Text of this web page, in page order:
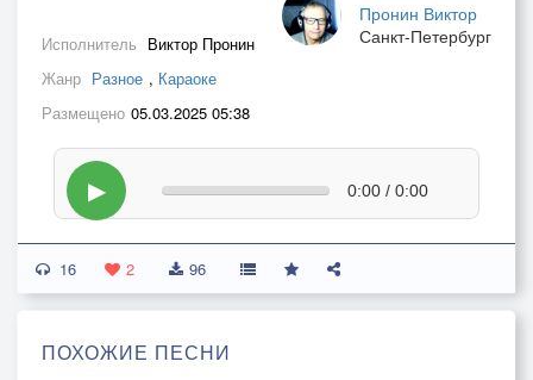
Пронин Виктор
Санкт-Петербург
Исполнитель Виктор Пронин
Жанр Разное , Караоке
Размещено 05.03.2025 05:38
▶ 0:00 / 0:00
16 2 96
ПОХОЖИЕ ПЕСНИ